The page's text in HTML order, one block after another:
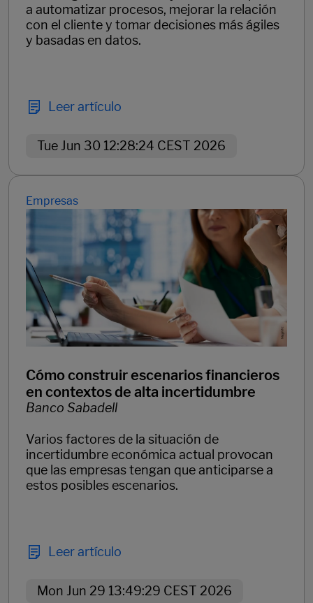
a automatizar procesos, mejorar la relación
con el cliente y tomar decisiones más ágiles
y basadas en datos.
Leer artículo
Tue Jun 30 12:28:24 CEST 2026
Empresas
Cómo construir escenarios financieros
en contextos de alta incertidumbre
Banco Sabadell
Varios factores de la situación de
incertidumbre económica actual provocan
que las empresas tengan que anticiparse a
estos posibles escenarios.
Leer artículo
Mon Jun 29 13:49:29 CEST 2026